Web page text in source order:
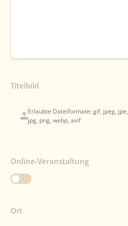
Titelbild
Erlaubte Dateiformate: gif, jpeg, jpe,
jpg, png, webp, avif
Online-Veranstaltung
Ort